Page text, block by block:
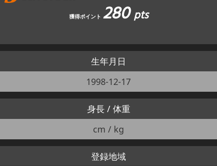
獲得ポイント 280pts
生年月日
1998-12-17
身長 / 体重
cm / kg
登録地域